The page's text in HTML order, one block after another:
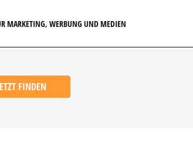
MARKETING, WERBUNG UND MEDIEN
FINDEN